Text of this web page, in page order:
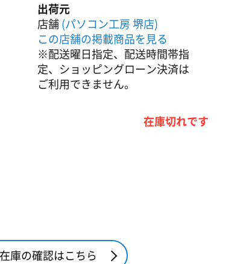
出荷元
店舗(パソコン工房 堺店)
この店舗の掲載商品を見る
※配送曜日指定、配送時間帯指
定、ショッピングローン決済は
ご利用できません。
在庫切れです
庫の確認はこちら